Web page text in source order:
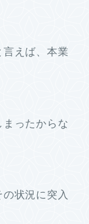
えば、本業
ったからな
状況に突入